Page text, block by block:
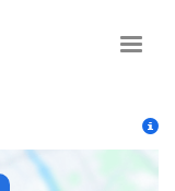
Toggle